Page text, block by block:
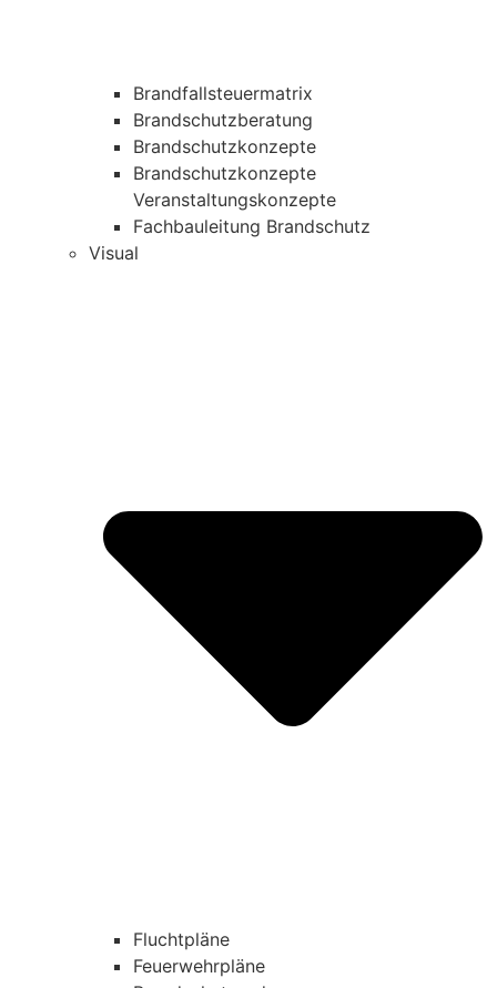
Brandfallsteuermatrix
Brandschutzberatung
Brandschutzkonzepte
Brandschutzkonzepte
Veranstaltungskonzepte
Fachbauleitung Brandschutz
Visual
Fluchtpläne
Feuerwehrpläne